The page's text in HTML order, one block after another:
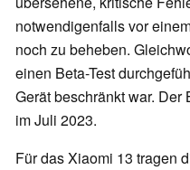
notwendigenfalls vor
noch zu beheben.
einen Beta-Test
Gerät beschränkt war. Der
im Juli 2023.
Für das Xiaomi 13 tragen